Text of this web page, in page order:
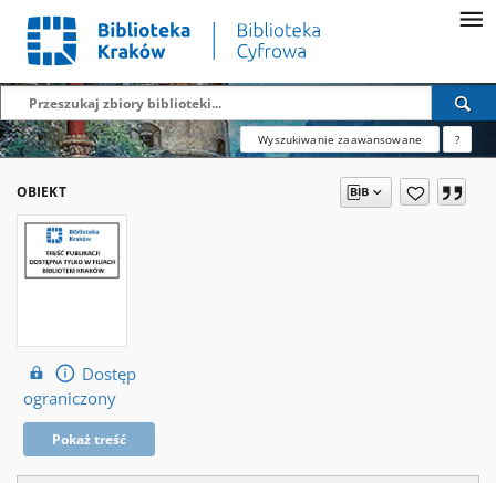
Wyszukiwanie zaawansowane ?
OBIEKT
Dostęp
ograniczony
Pokaż treść